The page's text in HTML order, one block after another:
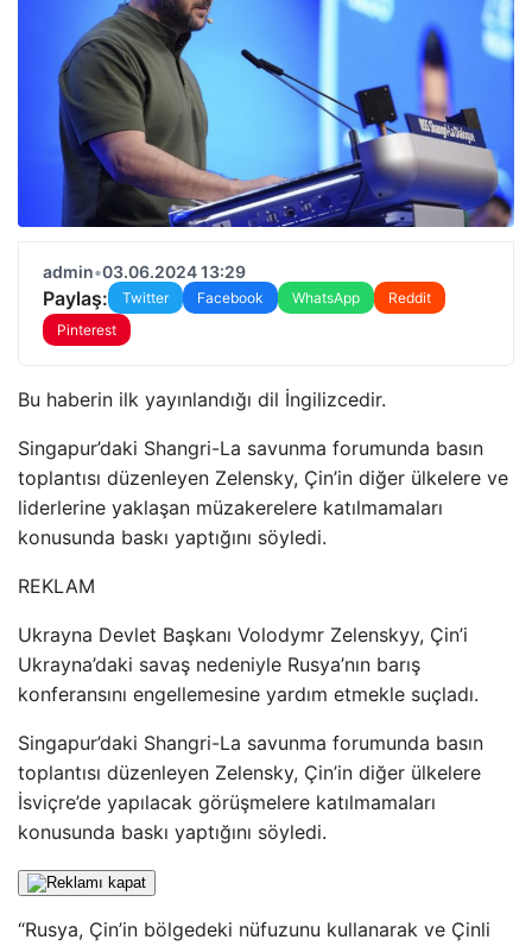
admin•03.06.2024 13:29
Paylaş: Twitter Facebook WhatsApp
Reddit
Pinterest
Bu haberin ilk yayınlandığı dil İngilizcedir.
Singapur’daki Shangri-La savunma forumunda basın
toplantısı düzenleyen Zelensky, Çin’in diğer ülkelere ve
liderlerine yaklaşan müzakerelere katılmamaları
konusunda baskı yaptığını söyledi.
REKLAM
Ukrayna Devlet Başkanı Volodymr Zelenskyy, Çin’i
Ukrayna’daki savaş nedeniyle Rusya’nın barış
konferansını engellemesine yardım etmekle suçladı.
Singapur’daki Shangri-La savunma forumunda basın
toplantısı düzenleyen Zelensky, Çin’in diğer ülkelere
İsviçre’de yapılacak görüşmelere katılmamaları
konusunda baskı yaptığını söyledi.
“Rusya, Çin’in bölgedeki nüfuzunu kullanarak ve Çinli